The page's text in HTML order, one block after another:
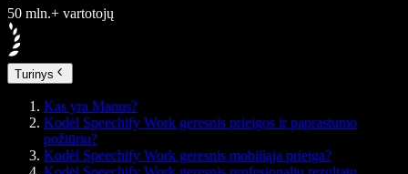
50 mln.+ vartotojų
Turinys
Kas yra Manus?
Kodėl Speechify Work geresnis prieigos ir paprastumo
požiūriu?
Kodėl Speechify Work geresnis mobiliąja prieiga?